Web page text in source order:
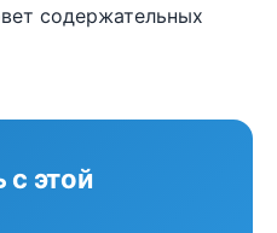
содержательных
этой